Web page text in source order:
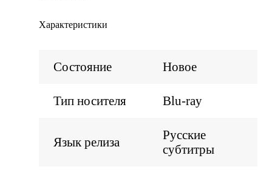
Характеристики
Состояние Новое
Тип носителя Blu-ray
Язык релиза
Русские
субтитры